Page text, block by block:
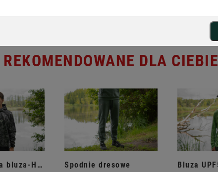
REKOMENDOWANE DLA CIEBIE
Wodoodporna bluza-HIT!!
Spodnie dresowe